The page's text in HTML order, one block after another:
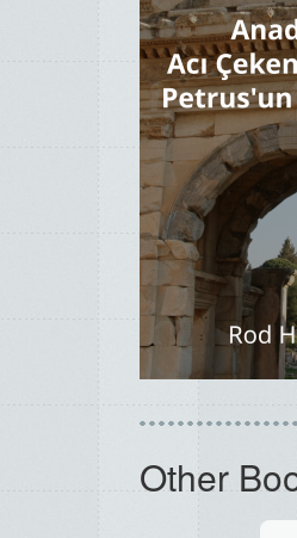
Other